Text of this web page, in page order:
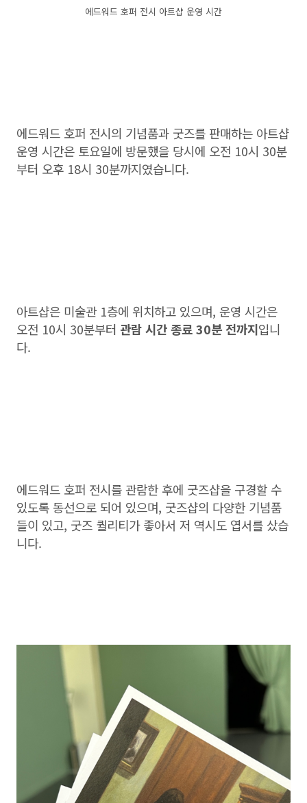
에드워드 호퍼 전시 아트샵 운영 시간
에드워드 호퍼 전시의 기념품과 굿즈를 판매하는 아트샵
운영 시간은 토요일에 방문했을 당시에 오전 10시 30분
부터 오후 18시 30분까지였습니다.
아트샵은 미술관 1층에 위치하고 있으며, 운영 시간은
오전 10시 30분부터 관람 시간 종료 30분 전까지입니
다.
에드워드 호퍼 전시를 관람한 후에 굿즈샵을 구경할 수
있도록 동선으로 되어 있으며, 굿즈샵의 다양한 기념품
들이 있고, 굿즈 퀄리티가 좋아서 저 역시도 엽서를 샀습
니다.